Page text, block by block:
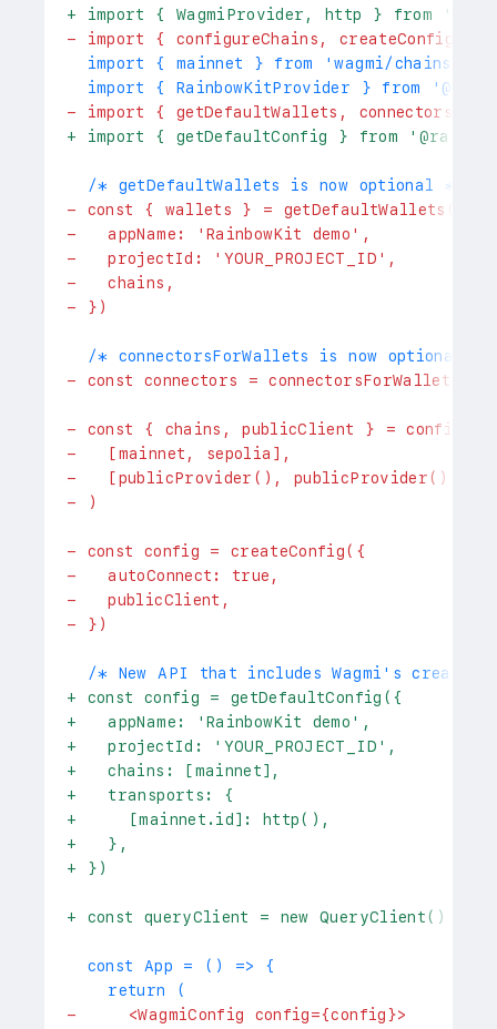
+ import { WagmiProvider, http } from
- import { configureChains, createConfig }
import { mainnet } from 'wagmi/chains'
import { RainbowKitProvider } from
- import { getDefaultWallets,
+ import { getDefaultConfig } from
/* getDefaultWallets is now optional */
- const { wallets } = getDefaultWallets({
-
   appName: 'RainbowKit demo',
-
   projectId: 'YOUR_PROJECT_ID',
-
   chains,
- })
/* connectorsForWallets is now optional */
- const connectors =
- const { chains, publicClient } =
-
   [mainnet, sepolia],
-
   [publicProvider(), publicProvider()],
- )
- const config = createConfig({
-
   autoConnect: true,
-
   publicClient,
- })
/* New API that includes Wagmi's
+ const config = getDefaultConfig({
+
   appName: 'RainbowKit demo',
+
   projectId: 'YOUR_PROJECT_ID',
+
   chains: [mainnet],
+
   transports: {
+
     [mainnet.id]: http(),
+
   },
+ })
+ const queryClient = new QueryClient()
const App = () => {
   return (
-
     <WagmiConfig config={config}>